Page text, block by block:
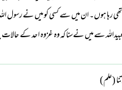
رہا ہوں۔ ان میں سے کسی کو میں نے
سے میں نےسنا کہ وہ غزوہ احد کے
(علم)